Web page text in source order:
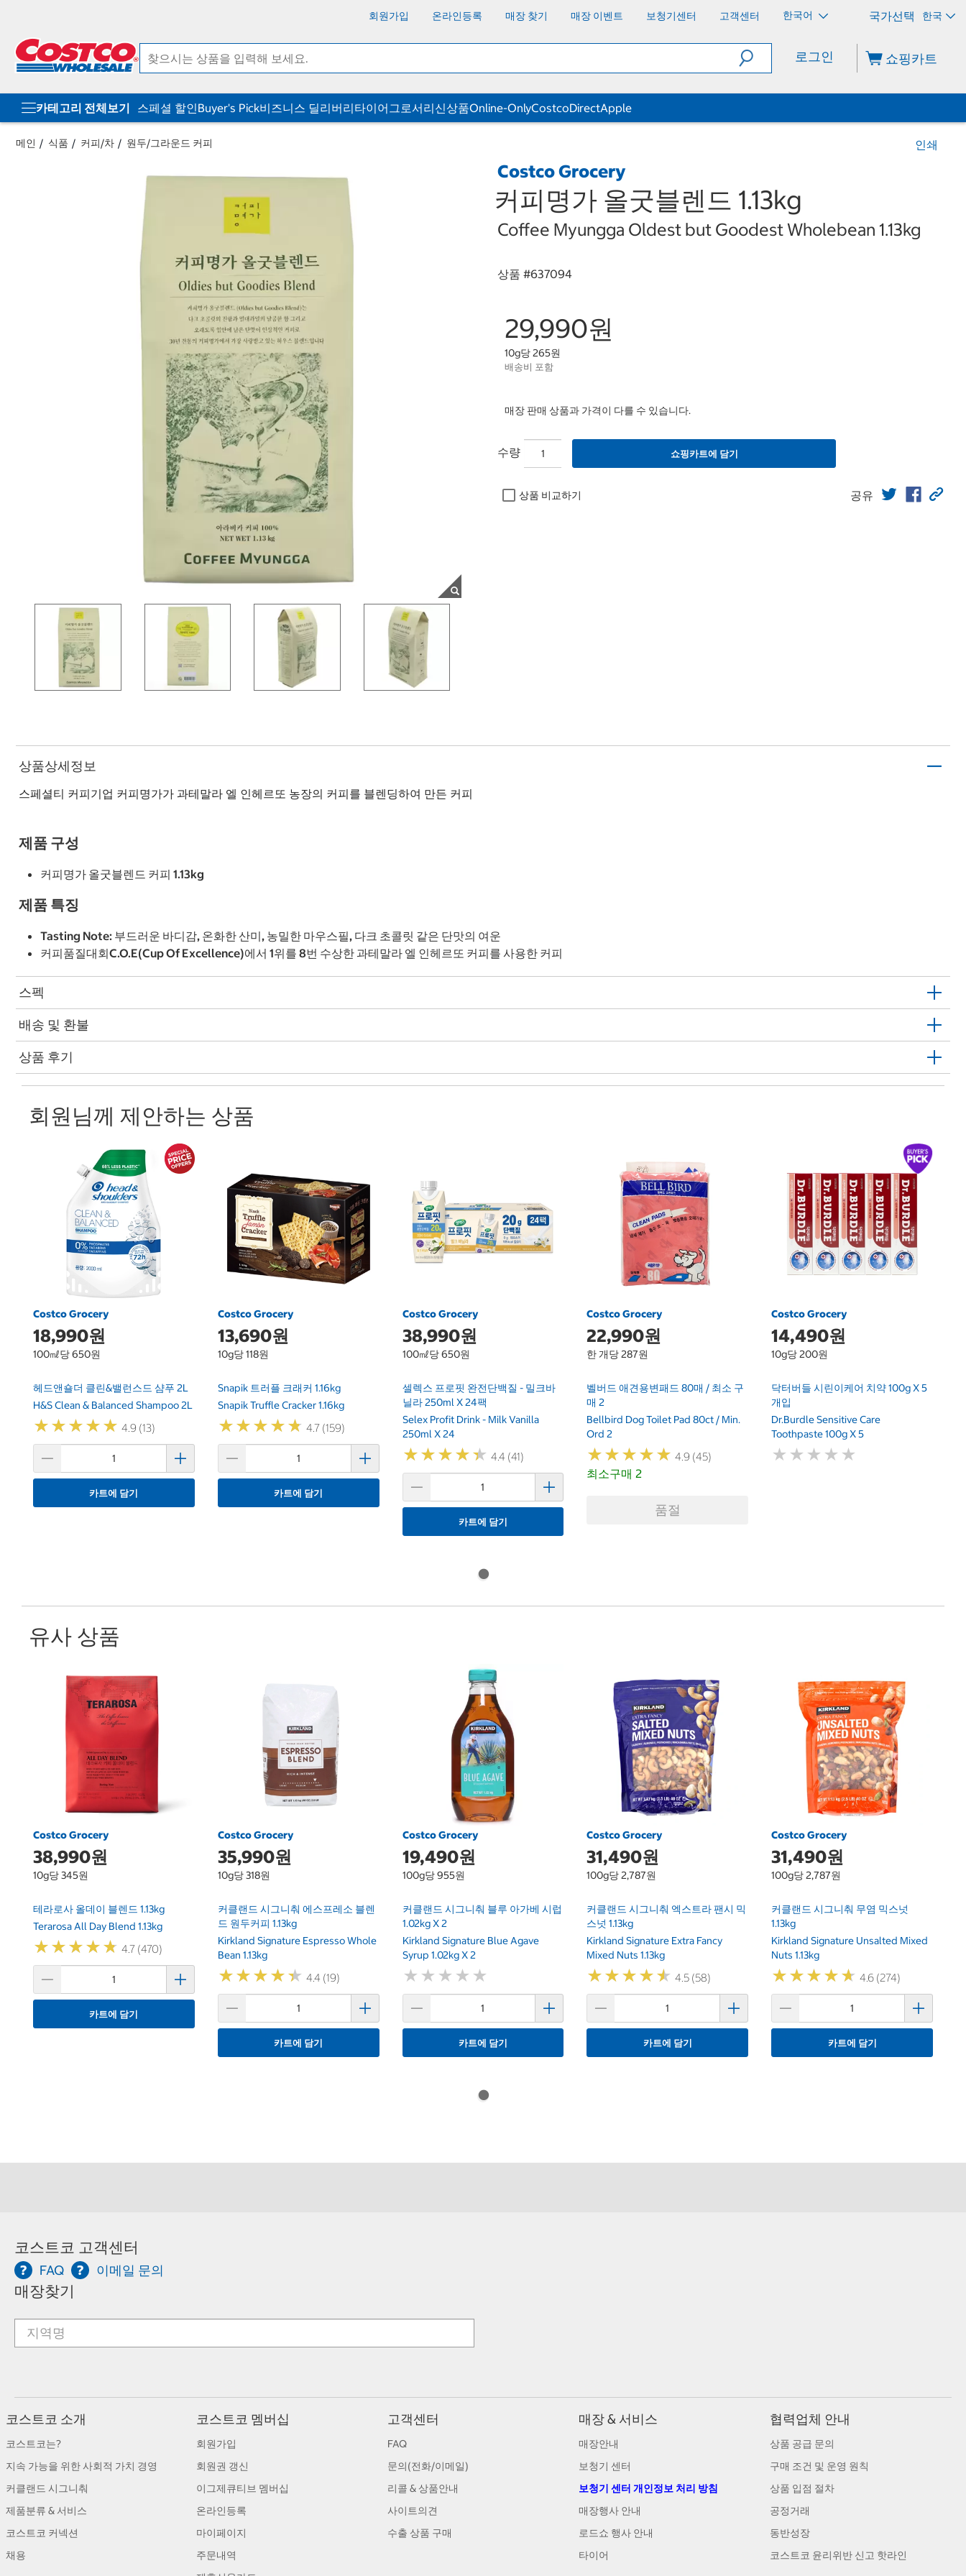
회원가입 온라인등록 매장 찾기 매장 이벤트 보청기센터 고객센터 한국어 한국
로그인 쇼핑카트
카테고리 전체보기 스페셜 할인Buyer's Pick비즈니스 딜리버리타이어그로서리신상품Online-OnlyCostcoDirectApple
메인 식품 커피/차 원두/그라운드 커피 인쇄
Costco Grocery
커피명가 올굿블렌드 1.13kg
Coffee Myungga Oldest but Goodest Wholebean 1.13kg
상품 #637094
29,990원
10g당 265원
배송비 포함
매장 판매 상품과 가격이 다를 수 있습니다.
수량 쇼핑카트에 담기
상품 비교하기 공유
상품상세정보
스페셜티 커피기업 커피명가가 과테말라 엘 인헤르또 농장의 커피를 블렌딩하여 만든 커피
제품 구성
커피명가 올굿블렌드 커피 1.13kg
제품 특징
Tasting Note: 부드러운 바디감, 온화한 산미, 농밀한 마우스필, 다크 초콜릿 같은 단맛의 여운
커피품질대회C.O.E(Cup Of Excellence)에서 1위를 8번 수상한 과테말라 엘 인헤르또 커피를 사용한 커피
스펙
배송 및 환불
상품 후기
회원님께 제안하는 상품
Costco Grocery
18,990원
100㎖당 650원
헤드앤숄더 클린&밸런스드 샴푸 2L
H&S Clean & Balanced Shampoo 2L
★★★★★
★★★★★ 4.9 (13)
카트에 담기
Costco Grocery
13,690원
10g당 118원
Snapik 트러플 크래커 1.16kg
Snapik Truffle Cracker 1.16kg
★★★★★
★★★★★ 4.7 (159)
카트에 담기
Costco Grocery
38,990원
100㎖당 650원
셀렉스 프로핏 완전단백질 - 밀크바
닐라 250ml X 24팩
Selex Profit Drink - Milk Vanilla
250ml X 24
★★★★★
★★★★★ 4.4 (41)
카트에 담기
Costco Grocery
22,990원
한 개당 287원
벨버드 애견용변패드 80매 / 최소 구
매 2
Bellbird Dog Toilet Pad 80ct / Min.
Ord 2
★★★★★
★★★★★ 4.9 (45)
최소구매 2
품절
Costco Grocery
14,490원
10g당 200원
닥터버들 시린이케어 치약 100g X 5
개입
Dr.Burdle Sensitive Care
Toothpaste 100g X 5
★ ★ ★ ★ ★
★ ★ ★ ★ ★
유사 상품
Costco Grocery
38,990원
10g당 345원
테라로사 올데이 블렌드 1.13kg
Terarosa All Day Blend 1.13kg
★★★★★
★★★★★ 4.7 (470)
카트에 담기
Costco Grocery
35,990원
10g당 318원
커클랜드 시그니춰 에스프레소 블렌
드 원두커피 1.13kg
Kirkland Signature Espresso Whole
Bean 1.13kg
★★★★★
★★★★★ 4.4 (19)
카트에 담기
Costco Grocery
19,490원
100g당 955원
커클랜드 시그니춰 블루 아가베 시럽
1.02kg X 2
Kirkland Signature Blue Agave
Syrup 1.02kg X 2
★ ★ ★ ★ ★
★ ★ ★ ★ ★
카트에 담기
Costco Grocery
31,490원
100g당 2,787원
커클랜드 시그니춰 엑스트라 팬시 믹
스넛 1.13kg
Kirkland Signature Extra Fancy
Mixed Nuts 1.13kg
★★★★★
★★★★★ 4.5 (58)
카트에 담기
Costco Grocery
31,490원
100g당 2,787원
커클랜드 시그니춰 무염 믹스넛
1.13kg
Kirkland Signature Unsalted Mixed
Nuts 1.13kg
★★★★★
★★★★★ 4.6 (274)
카트에 담기
코스트코 고객센터
FAQ 이메일 문의
매장찾기
코스트코 소개
코스트코는?
지속 가능을 위한 사회적 가치 경영
커클랜드 시그니춰
제품분류 & 서비스
코스트코 커넥션
채용
코스트코 멤버십
회원가입
회원권 갱신
이그제큐티브 멤버십
온라인등록
마이페이지
주문내역
고객센터
FAQ
문의(전화/이메일)
리콜 & 상품안내
사이트의견
수출 상품 구매
매장 & 서비스
매장안내
보청기 센터
보청기 센터 개인정보 처리 방침
매장행사 안내
로드쇼 행사 안내
타이어
협력업체 안내
상품 공급 문의
구매 조건 및 운영 원칙
상품 입점 절차
공정거래
동반성장
코스트코 윤리위반 신고 핫라인